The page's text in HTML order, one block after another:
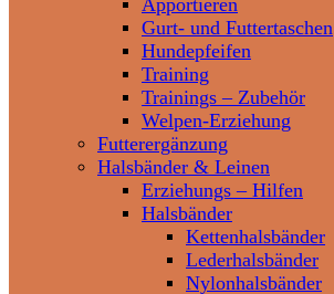
Apportieren
Gurt- und Futtertaschen
Hundepfeifen
Training
Trainings – Zubehör
Welpen-Erziehung
Futterergänzung
Halsbänder & Leinen
Erziehungs – Hilfen
Halsbänder
Kettenhalsbänder
Lederhalsbänder
Nylonhalsbänder